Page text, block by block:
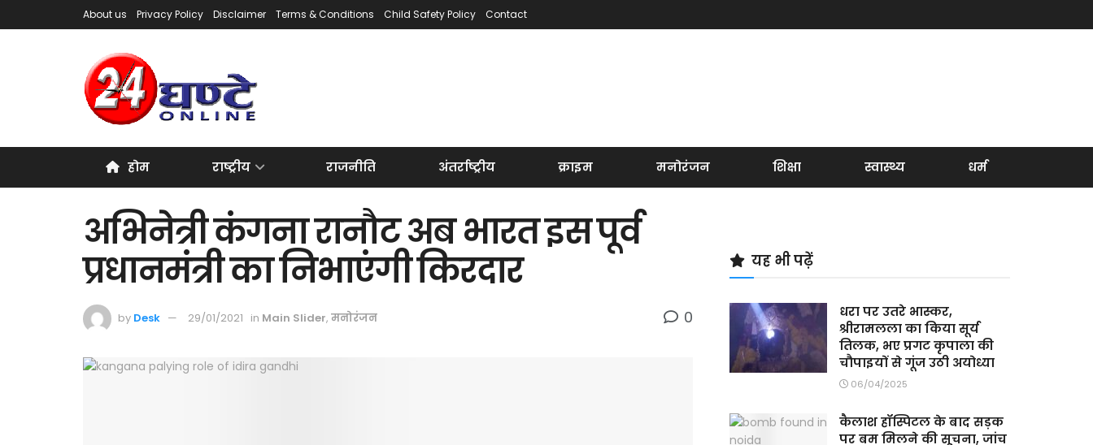
About us Privacy Policy Disclaimer Terms & Conditions Child Safety Policy Contact
होम राष्ट्रीय राजनीति अंतर्राष्ट्रीय क्राइम मनोरंजन शिक्षा स्वास्थ्य धर्म
अभिनेत्री कंगना रानौट अब भारत इस पूर्व
प्रधानमंत्री का निभाएंगी किरदार
by Desk 29/01/2021 in Main Slider, मनोरंजन 0
यह भी पढ़ें
धरा पर उतरे भास्कर,
श्रीरामलला का किया सूर्य
तिलक, भए प्रगट कृपाला की
चौपाइयों से गूंज उठी अयोध्या
06/04/2025
कैलाश हॉस्पिटल के बाद सड़क
पर बम मिलने की सूचना, जांच